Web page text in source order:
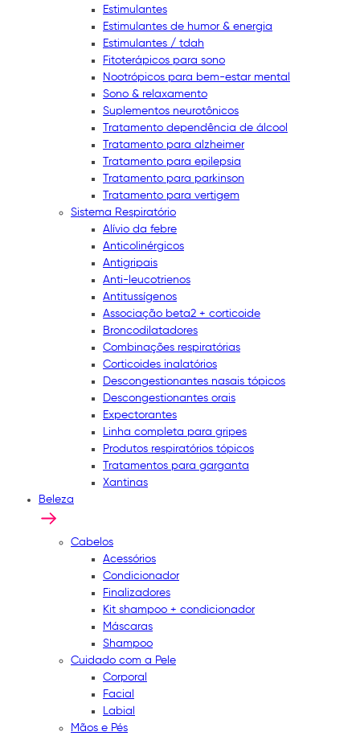
Estimulantes
Estimulantes de humor & energia
Estimulantes / tdah
Fitoterápicos para sono
Nootrópicos para bem-estar mental
Sono & relaxamento
Suplementos neurotônicos
Tratamento dependência de álcool
Tratamento para alzheimer
Tratamento para epilepsia
Tratamento para parkinson
Tratamento para vertigem
Sistema Respiratório
Alívio da febre
Anticolinérgicos
Antigripais
Anti-leucotrienos
Antitussígenos
Associação beta2 + corticoide
Broncodilatadores
Combinações respiratórias
Corticoides inalatórios
Descongestionantes nasais tópicos
Descongestionantes orais
Expectorantes
Linha completa para gripes
Produtos respiratórios tópicos
Tratamentos para garganta
Xantinas
Beleza
Cabelos
Acessórios
Condicionador
Finalizadores
Kit shampoo + condicionador
Máscaras
Shampoo
Cuidado com a Pele
Corporal
Facial
Labial
Mãos e Pés